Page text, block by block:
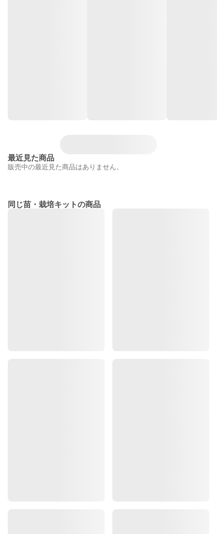
最近見た商品
販売中の最近見た商品はありません。
同じ苗・栽培キットの商品